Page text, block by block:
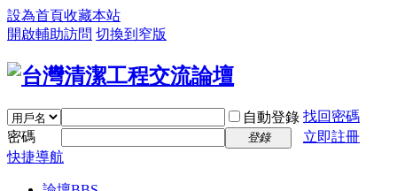
設為首頁收藏本站
開啟輔助訪問 切換到窄版
自動登錄 找回密碼
密碼
登錄
立即註冊
快捷導航